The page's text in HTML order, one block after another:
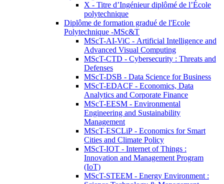
X - Titre d’Ingénieur diplômé de l’École
polytechnique
Diplôme de formation gradué de l'Ecole
Polytechnique -MSc&T
MScT-AI-ViC - Artificial Intelligence and
Advanced Visual Computing
MScT-CTD - Cybersecurity : Threats and
Defenses
MScT-DSB - Data Science for Business
MScT-EDACF - Economics, Data
Analytics and Corporate Finance
MScT-EESM - Environmental
Engineering and Sustainability
Management
MScT-ESCLiP - Economics for Smart
Cities and Climate Policy
MScT-IOT - Internet of Things :
Innovation and Management Program
(IoT)
MScT-STEEM - Energy Environment :